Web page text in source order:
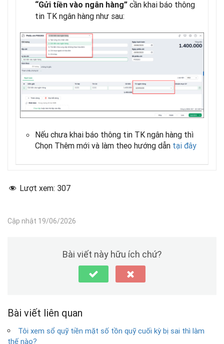
“Gửi tiền vào ngân hàng” cần khai báo thông
tin TK ngân hàng như sau:
Nếu chưa khai báo thông tin TK ngân hàng thì
Chọn Thêm mới và làm theo hướng dẫn tại đây
Lượt xem: 307
Cập nhật 19/06/2026
Bài viết này hữu ích chứ?
Bài viết liên quan
Tôi xem sổ quỹ tiền mặt số tồn quỹ cuối kỳ bị sai thì làm
thế nào?